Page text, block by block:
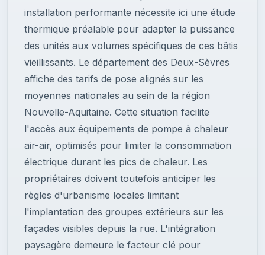
installation performante nécessite ici une étude
thermique préalable pour adapter la puissance
des unités aux volumes spécifiques de ces bâtis
vieillissants. Le département des Deux-Sèvres
affiche des tarifs de pose alignés sur les
moyennes nationales au sein de la région
Nouvelle-Aquitaine. Cette situation facilite
l'accès aux équipements de pompe à chaleur
air-air, optimisés pour limiter la consommation
électrique durant les pics de chaleur. Les
propriétaires doivent toutefois anticiper les
règles d'urbanisme locales limitant
l'implantation des groupes extérieurs sur les
façades visibles depuis la rue. L'intégration
paysagère demeure le facteur clé pour